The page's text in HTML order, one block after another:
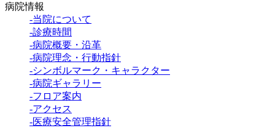
病院情報
-当院について
-診療時間
-病院概要・沿革
-病院理念・行動指針
-シンボルマーク・キャラクター
-病院ギャラリー
-フロア案内
-アクセス
-医療安全管理指針